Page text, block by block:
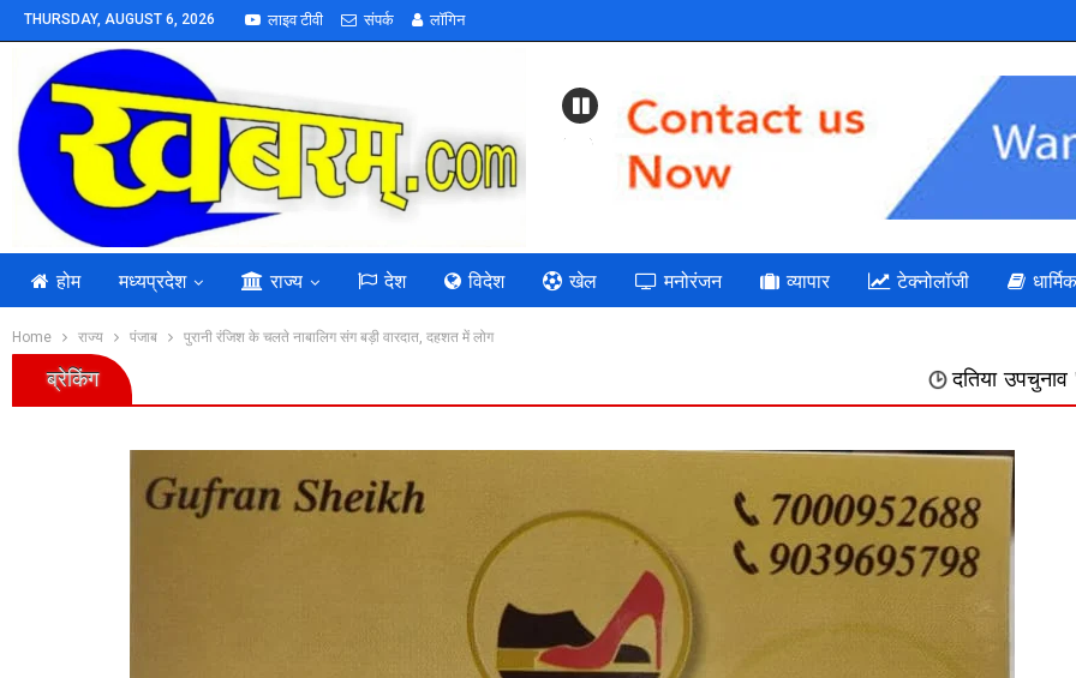
THURSDAY, AUGUST 6, 2026 लाइव टीवी संपर्क लॉगिन
Previous
होम मध्यप्रदेश राज्य देश विदेश खेल मनोरंजन व्यापार टेक्नोलॉजी धार्मिक
Home राज्य पंजाब पुरानी रंजिश के चलते नाबालिग संग बड़ी वारदात, दहशत में लोग
ब्रेकिंग दतिया उपचुनाव " भाजपा: गलत